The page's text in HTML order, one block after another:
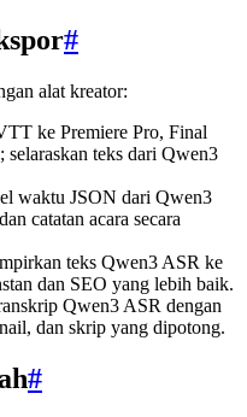
#
alat kreator:
ke Premiere Pro, Final
teks dari Qwen3
waktu JSON dari Qwen3
catatan acara secara
teks Qwen3 ASR ke
dan SEO yang lebih baik.
Qwen3 ASR dengan
dan skrip yang dipotong.
#